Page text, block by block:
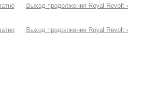
Выход продолжения Royal Revolt ›
Выход продолжения Royal Revolt ›